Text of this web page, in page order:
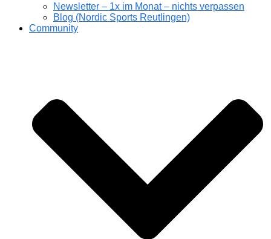
Newsletter – 1x im Monat – nichts verpassen
Blog (Nordic Sports Reutlingen)
Community